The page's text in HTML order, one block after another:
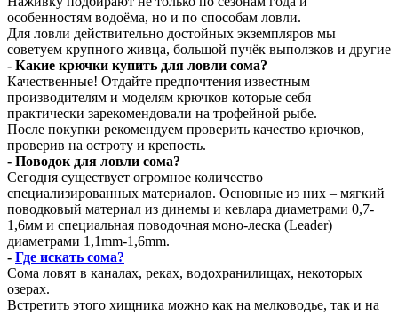
особенностям водоёма, но и по способам ловли.
Для ловли действительно достойных экземпляров мы
советуем крупного живца, большой пучёк выползков и другие
- Какие крючки купить для ловли сома?
Качественные! Отдайте предпочтения известным
производителям и моделям крючков которые себя
практически зарекомендовали на трофейной рыбе.
После покупки рекомендуем проверить качество крючков,
проверив на остроту и крепость.
- Поводок для ловли сома?
Сегодня существует огромное количество
специализированных материалов. Основные из них – мягкий
поводковый материал из динемы и кевлара диаметрами 0,7-
1,6мм и специальная поводочная моно-леска (Leader)
диаметрами 1,1mm-1,6mm.
- Где искать сома?
Сома ловят в каналах, реках, водохранилищах, некоторых
озерах.
Встретить этого хищника можно как на мелководье, так и на